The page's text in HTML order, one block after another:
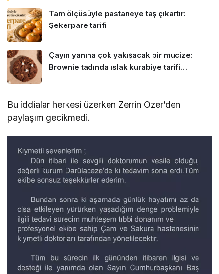
Tam ölçüsüyle pastaneye taş çıkartır:
Şekerpare tarifi
Çayın yanına çok yakışacak bir mucize:
Brownie tadında ıslak kurabiye tarifi…
Bu iddialar herkesi üzerken Zerrin Özer’den
paylaşım gecikmedi.